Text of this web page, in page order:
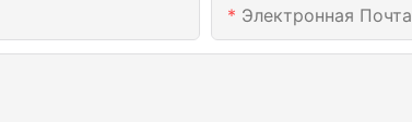
Электронная Почта